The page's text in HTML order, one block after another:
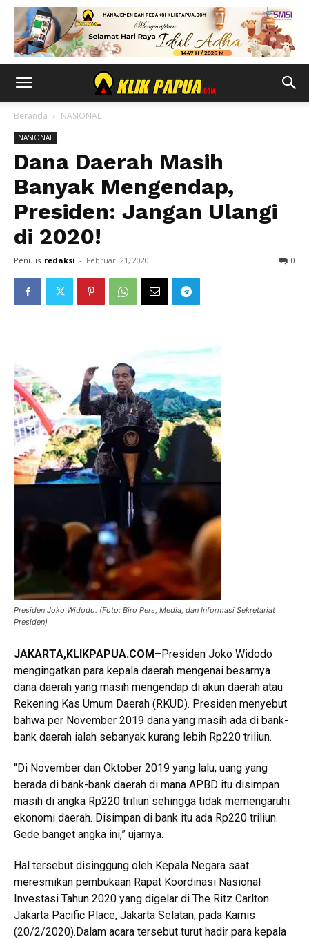
Beranda NASIONAL
NASIONAL
Dana Daerah Masih
Banyak Mengendap,
Presiden: Jangan Ulangi
di 2020!
Penulis redaksi - Februari 21, 2020 0
Presiden Joko Widodo. (Foto: Biro Pers, Media, dan Informasi Sekretariat
Presiden)
JAKARTA,KLIKPAPUA.COM–Presiden Joko Widodo
mengingatkan para kepala daerah mengenai besarnya
dana daerah yang masih mengendap di akun daerah atau
Rekening Kas Umum Daerah (RKUD). Presiden menyebut
bahwa per November 2019 dana yang masih ada di bank-
bank daerah ialah sebanyak kurang lebih Rp220 triliun.
“Di November dan Oktober 2019 yang lalu, uang yang
berada di bank-bank daerah di mana APBD itu disimpan
masih di angka Rp220 triliun sehingga tidak memengaruhi
ekonomi daerah. Disimpan di bank itu ada Rp220 triliun.
Gede banget angka ini,” ujarnya.
Hal tersebut disinggung oleh Kepala Negara saat
meresmikan pembukaan Rapat Koordinasi Nasional
Investasi Tahun 2020 yang digelar di The Ritz Carlton
Jakarta Pacific Place, Jakarta Selatan, pada Kamis
(20/2/2020).Dalam acara tersebut turut hadir para kepala